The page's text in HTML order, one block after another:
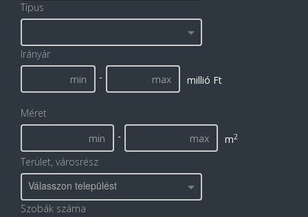
Típus
Irányár
-
millió Ft
Méret
-
m2
Terület, városrész
Válasszon települést
Szobák száma